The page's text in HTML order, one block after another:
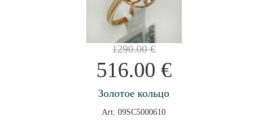
1290.00€
516.00 €
Золотое кольцо
Art: 09SC5000610